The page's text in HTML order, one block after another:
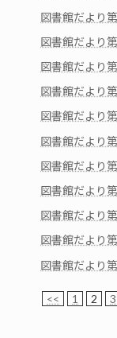
図書館だより
図書館だより
図書館だより
図書館だより
図書館だより
図書館だより
図書館だより
図書館だより
図書館だより
図書館だより
図書館だより
<< 1 2 3